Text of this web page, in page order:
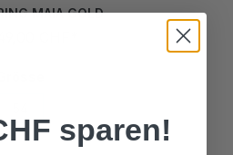
CHF*
sparen!